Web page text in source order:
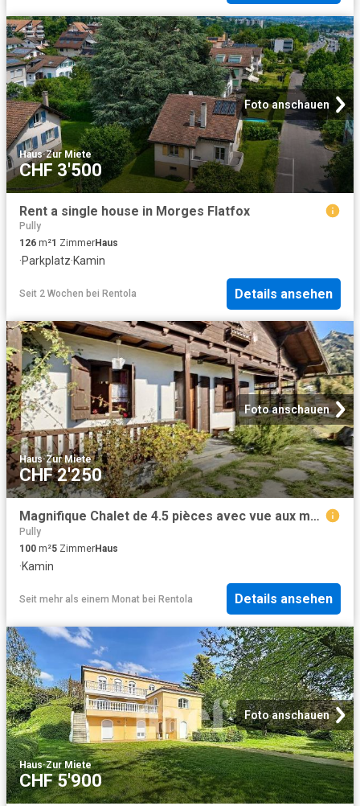
Foto anschauen
Haus·Zur Miete
CHF 3'500
Rent a single house in Morges Flatfox
Pully
126 m²1 ZimmerHaus
·Parkplatz·Kamin
Seit 2 Wochen bei Rentola Details ansehen
Foto anschauen
Haus·Zur Miete
CHF 2'250
Magnifique Chalet de 4.5 pièces avec vue aux montagnes.
Pully
100 m²5 ZimmerHaus
·Kamin
Seit mehr als einem Monat bei Rentola Details ansehen
Foto anschauen
Haus·Zur Miete
CHF 5'900